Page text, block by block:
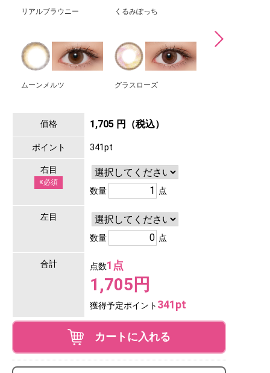
リアルブラウニー くるみぽっち
ムーンメルツ グラスローズ
価格 1,705 円（税込）
ポイント 341pt
右目
※必須
数量 点
左目
数量 点
合計 点数1点
1,705円
獲得予定ポイント 341pt
カートに入れる